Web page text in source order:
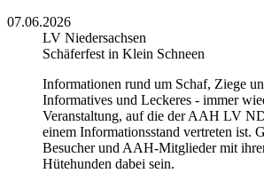
07.06.2026
LV Niedersachsen
Schäferfest in Klein Schneen
Informationen rund um Schaf, Ziege
Informatives und Leckeres - immer
Veranstaltung, auf die der AAH LV
einem Informationsstand vertreten ist.
Besucher und AAH-Mitglieder mit
Hütehunden dabei sein.